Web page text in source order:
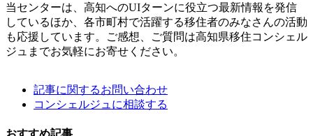
当センターは、高知へのUIターンに役立つ最新情報を発信
しているほか、各市町村で活躍する移住者のみなさんの活動
も応援しています。ご感想、ご質問は高知県移住コンシェル
ジュまでお気軽にお寄せください。
記事に関するお問い合わせ
コンシェルジュに相談する